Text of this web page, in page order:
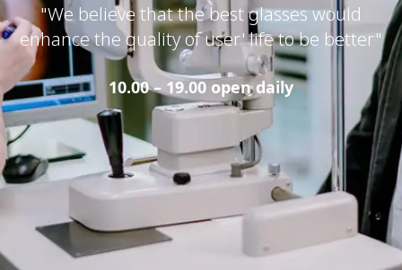
"We believe that the best glasses would
enhance the quality of user' life to be better"
10.00 – 19.00 open daily